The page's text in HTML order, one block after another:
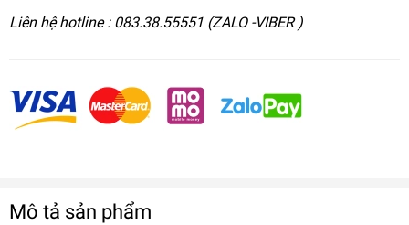
Liên hệ hotline : 083.38.55551 (ZALO -VIBER )
Mô tả sản phẩm